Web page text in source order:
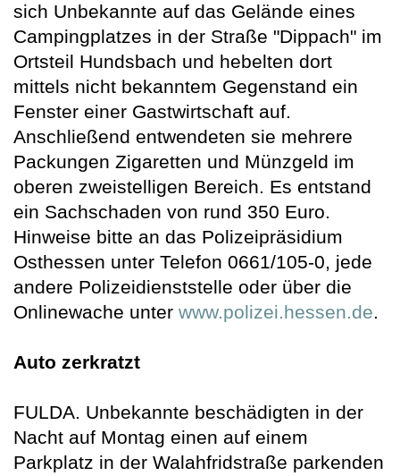
sich Unbekannte auf das Gelände eines
Campingplatzes in der Straße "Dippach" im
Ortsteil Hundsbach und hebelten dort
mittels nicht bekanntem Gegenstand ein
Fenster einer Gastwirtschaft auf.
Anschließend entwendeten sie mehrere
Packungen Zigaretten und Münzgeld im
oberen zweistelligen Bereich. Es entstand
ein Sachschaden von rund 350 Euro.
Hinweise bitte an das Polizeipräsidium
Osthessen unter Telefon 0661/105-0, jede
andere Polizeidienststelle oder über die
Onlinewache unter www.polizei.hessen.de.
Auto zerkratzt
FULDA. Unbekannte beschädigten in der
Nacht auf Montag einen auf einem
Parkplatz in der Walahfridstraße parkenden